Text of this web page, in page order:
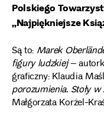
Polskiego
„Najpiękniejsze
Są to: Marek
figury ludzkiej–
graficzny: Klaudia
porozumienia. Stoły
Małgorzata Korżel-